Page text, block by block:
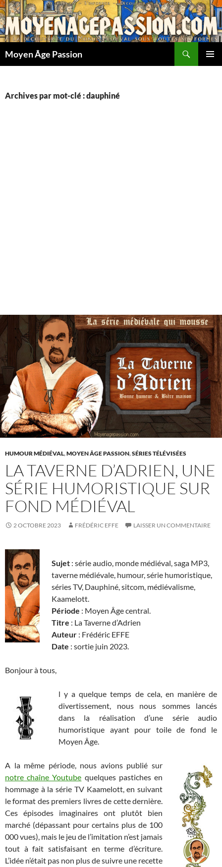
Aller
au
contenu
Moyen Âge Passion
Archives par mot-clé : dauphiné
HUMOUR MÉDIÉVAL,MOYEN ÂGE PASSION,SÉRIES TÉLÉVISÉES
LA TAVERNE D’ADRIEN, UNE
SÉRIE HUMORISTIQUE SUR
FOND MÉDIÉVAL
2 OCTOBRE 2023 FRÉDÉRIC EFFE LAISSER UN COMMENTAIRE
Sujet : série audio, monde médiéval, saga MP3,
taverne médiévale, humour, série humoristique,
séries TV, Dauphiné, sitcom, médiévalisme,
Kaamelott.
Période : Moyen Âge central.
Titre : La Taverne d’Adrien
Auteur : Frédéric EFFE
Date : sortie juin 2023.
Bonjour à tous,
l y a quelque temps de cela, en manière de
divertissement, nous nous sommes lancés
dans la réalisation d’une série audio
humoristique ayant pour toile de fond le
Moyen Âge.
A la même période, nous avions publié sur
notre chaîne Youtube quelques pastiches en
hommage à la série TV Kaamelott, en suivant
le format des premiers livres de cette dernière.
Ces épisodes imaginaires ont plutôt bien
marché (dépassant pour certains plus de 100
000 vues), mais le jeu de l’imitation n’est jamais
tout à fait satisfaisant en terme d’écriture.
L’idée n’était pas non plus de suivre une recette